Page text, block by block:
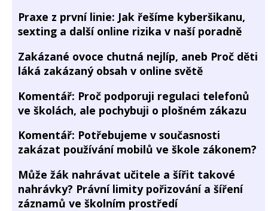
Praxe z první linie: Jak řešíme kyberšikanu,
sexting a další online rizika v naší poradně
Zakázané ovoce chutná nejlíp, aneb Proč děti
láká zakázaný obsah v online světě
Komentář: Proč podporuji regulaci telefonů
ve školách, ale pochybuji o plošném zákazu
Komentář: Potřebujeme v současnosti
zakázat používání mobilů ve škole zákonem?
Může žák nahrávat učitele a šířit takové
nahrávky? Právní limity pořizování a šíření
záznamů ve školním prostředí